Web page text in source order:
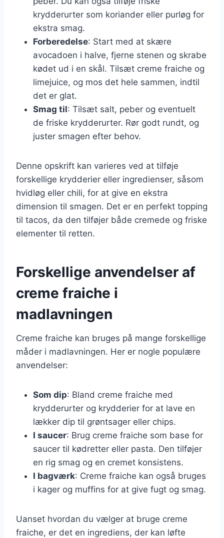
krydderurter som koriander eller purløg for
ekstra smag.
Forberedelse: Start med at skære
avocadoen i halve, fjerne stenen og skrabe
kødet ud i en skål. Tilsæt creme fraiche og
limejuice, og mos det hele sammen, indtil
det er glat.
Smag til: Tilsæt salt, peber og eventuelt
de friske krydderurter. Rør godt rundt, og
juster smagen efter behov.
Denne opskrift kan varieres ved at tilføje
forskellige krydderier eller ingredienser, såsom
hvidløg eller chili, for at give en ekstra
dimension til smagen. Det er en perfekt topping
til tacos, da den tilføjer både cremede og friske
elementer til retten.
Forskellige anvendelser af
creme fraiche i
madlavningen
Creme fraiche kan bruges på mange forskellige
måder i madlavningen. Her er nogle populære
anvendelser:
Som dip: Bland creme fraiche med
krydderurter og krydderier for at lave en
lækker dip til grøntsager eller chips.
I saucer: Brug creme fraiche som base for
saucer til kødretter eller pasta. Den tilføjer
en rig smag og en cremet konsistens.
I bagværk: Creme fraiche kan også bruges
i kager og muffins for at give fugt og smag.
Uanset hvordan du vælger at bruge creme
fraiche, er det en ingrediens, der kan løfte